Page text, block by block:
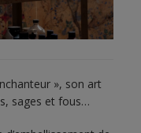
», son art
sages et fous…